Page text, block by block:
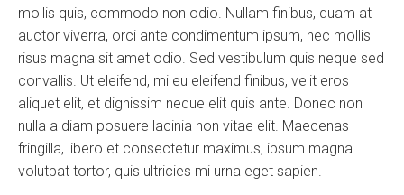
mollis quis, commodo non odio. Nullam finibus, quam at
auctor viverra, orci ante condimentum ipsum, nec mollis
risus magna sit amet odio. Sed vestibulum quis neque sed
convallis. Ut eleifend, mi eu eleifend finibus, velit eros
aliquet elit, et dignissim neque elit quis ante. Donec non
nulla a diam posuere lacinia non vitae elit. Maecenas
fringilla, libero et consectetur maximus, ipsum magna
volutpat tortor, quis ultricies mi urna eget sapien.